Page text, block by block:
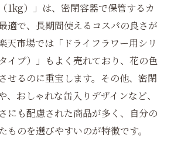
1kg）」は、密閉容器で保管するカ
適で、長期間使えるコスパの良さが
天市場では「ドライフラワー用シリ
イプ）」もよく売れており、花の色
せるのに重宝します。その他、密閉
、おしゃれな缶入りデザインなど、
にも配慮された商品が多く、自分の
ものを選びやすいのが特徴です。